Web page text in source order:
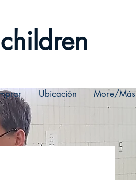
Ubicación More/Más